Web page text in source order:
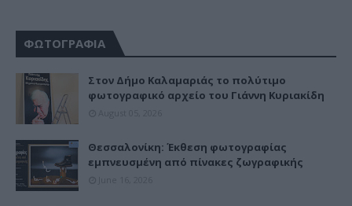
ΦΩΤΟΓΡΑΦΙΑ
Στον Δήμο Καλαμαριάς το πολύτιμο
φωτογραφικό αρχείο του Γιάννη Κυριακίδη
Θεσσαλονίκη: Έκθεση φωτογραφίας
εμπνευσμένη από πίνακες ζωγραφικής